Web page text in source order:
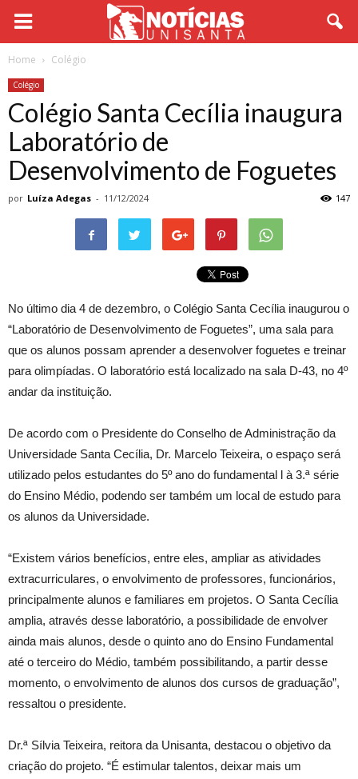
Home Colégio
Colégio
Colégio Santa Cecília inaugura
Laboratório de
Desenvolvimento de Foguetes
por Luíza Adegas - 11/12/2024 147
No último dia 4 de dezembro, o Colégio Santa Cecília inaugurou o
“Laboratório de Desenvolvimento de Foguetes”, uma sala para
que os alunos possam aprender a desenvolver foguetes e treinar
para olimpíadas. O laboratório está localizado na sala D-43, no 4º
andar da instituição.
De acordo com o Presidente do Conselho de Administração da
Universidade Santa Cecília, Dr. Marcelo Teixeira, o espaço será
utilizado pelos estudantes do 5º ano do fundamental l à 3.ª série
do Ensino Médio, podendo ser também um local de estudo para
os alunos da Universidade.
“Existem vários benefícios, entre eles, ampliar as atividades
extracurriculares, o envolvimento de professores, funcionários,
principalmente alunos e familiares em projetos. O Santa Cecília
amplia, através desse laboratório, a possibilidade de envolver
ainda mais alunos, desde o quinto ano do Ensino Fundamental
até o terceiro do Médio, também possibilitando, a partir desse
momento, o envolvimento de alunos dos cursos de graduação”,
ressaltou o presidente.
Dr.ª Sílvia Teixeira, reitora da Unisanta, destacou o objetivo da
criação do projeto. “É estimular talentos, deixar mais um